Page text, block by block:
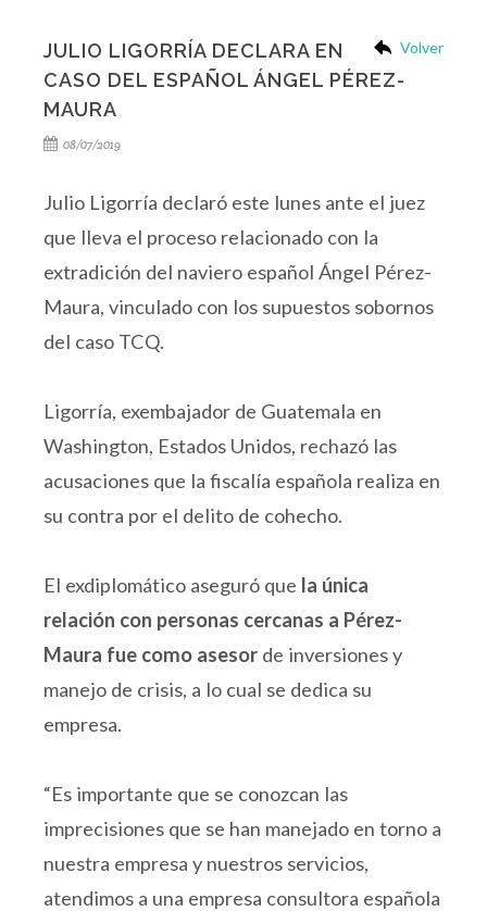
Volver
JULIO LIGORRÍA DECLARA EN
CASO DEL ESPAÑOL ÁNGEL PÉREZ-
MAURA
08/07/2019
Julio Ligorría declaró este lunes ante el juez
que lleva el proceso relacionado con la
extradición del naviero español Ángel Pérez-
Maura, vinculado con los supuestos sobornos
del caso TCQ.
Ligorría, exembajador de Guatemala en
Washington, Estados Unidos, rechazó las
acusaciones que la fiscalía española realiza en
su contra por el delito de cohecho.
El exdiplomático aseguró que la única
relación con personas cercanas a Pérez-
Maura fue como asesor de inversiones y
manejo de crisis, a lo cual se dedica su
empresa.
“Es importante que se conozcan las
imprecisiones que se han manejado en torno a
nuestra empresa y nuestros servicios,
atendimos a una empresa consultora española